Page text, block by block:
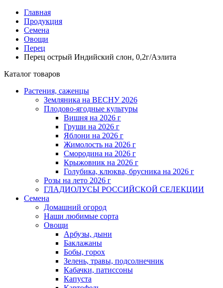
Главная
Продукция
Семена
Овощи
Перец
Перец острый Индийский слон, 0,2г/Аэлита
Каталог товаров
Растения, саженцы
Земляника на ВЕСНУ 2026
Плодово-ягодные культуры
Вишня на 2026 г
Груши на 2026 г
Яблони на 2026 г
Жимолость на 2026 г
Смородина на 2026 г
Крыжовник на 2026 г
Голубика, клюква, брусника на 2026 г
Розы на лето 2026 г
ГЛАДИОЛУСЫ РОССИЙСКОЙ СЕЛЕКЦИИ
Семена
Домашний огород
Наши любимые сорта
Овощи
Арбузы, дыни
Баклажаны
Бобы, горох
Зелень, травы, подсолнечник
Кабачки, патиссоны
Капуста